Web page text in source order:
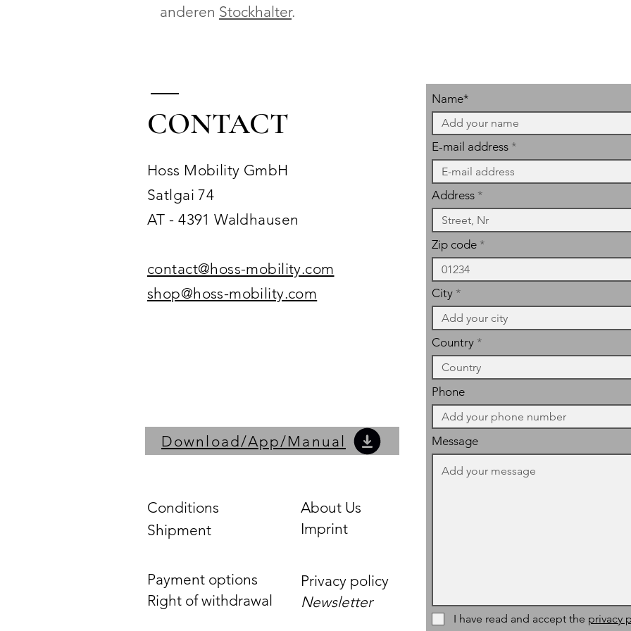
anderen Stockhalter.
CONTACT
Hoss Mobility GmbH
Satlgai 74
AT - 4391 Waldhausen
contact@hoss-mobility.com
shop@hoss-mobility.com
Download/App/Manual
Conditions
Shipment
About Us
Imprint
Payment options
Right of withdrawal
Privacy policy
Newsletter
Name*
E-mail address
Address
Zip code
City
Country
Phone
Message
I have read and accept the privacy